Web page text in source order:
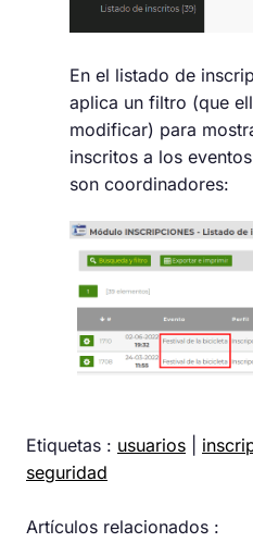
En el listado de
aplica un filtro (que
modificar) para
inscritos a los
son coordinadores:
Etiquetas : usuarios
seguridad
Artículos relacionados :